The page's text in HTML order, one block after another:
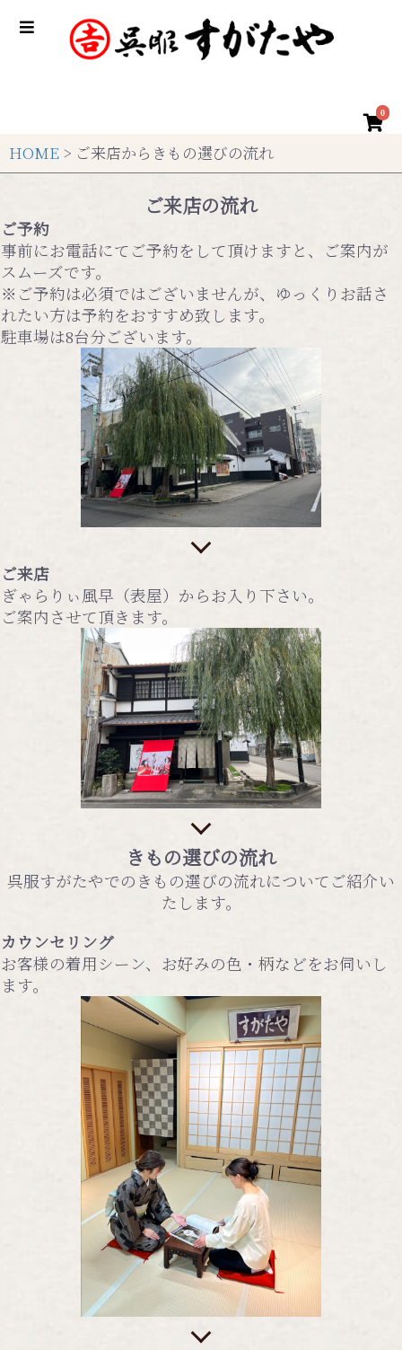
0
HOME > ご来店からきもの選びの流れ
ご来店の流れ
ご予約
事前にお電話にてご予約をして頂けますと、ご案内が
スムーズです。
※ご予約は必須ではございませんが、ゆっくりお話さ
れたい方は予約をおすすめ致します。
駐車場は8台分ございます。
ご来店
ぎゃらりぃ風早（表屋）からお入り下さい。
ご案内させて頂きます。
きもの選びの流れ
呉服すがたやでのきもの選びの流れについてご紹介い
たします。
カウンセリング
お客様の着用シーン、お好みの色・柄などをお伺いし
ます。